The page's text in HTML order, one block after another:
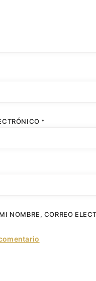
*
NOMBRE, CORREO